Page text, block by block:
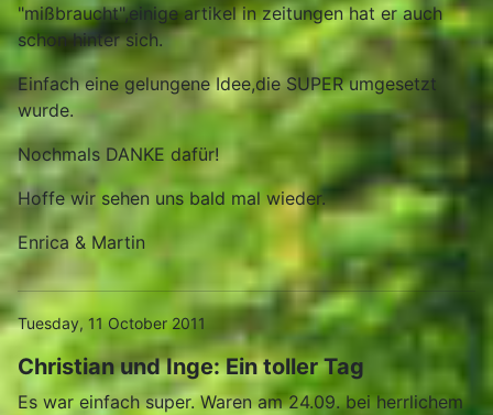
"mißbraucht",einige artikel in zeitungen hat er auch
schon hinter sich.
Einfach eine gelungene Idee,die SUPER umgesetzt
wurde.
Nochmals DANKE dafür!
Hoffe wir sehen uns bald mal wieder.
Enrica & Martin
Tuesday, 11 October 2011
Christian und Inge: Ein toller Tag
Es war einfach super. Waren am 24.09. bei herrlichem